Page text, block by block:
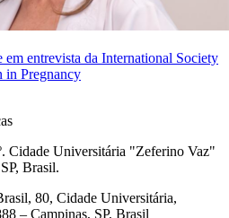
em entrevista da International Society
in Pregnancy
Cidade Universitária "Zeferino Vaz"
Brasil.
80, Cidade Universitária,
– Campinas, SP, Brasil